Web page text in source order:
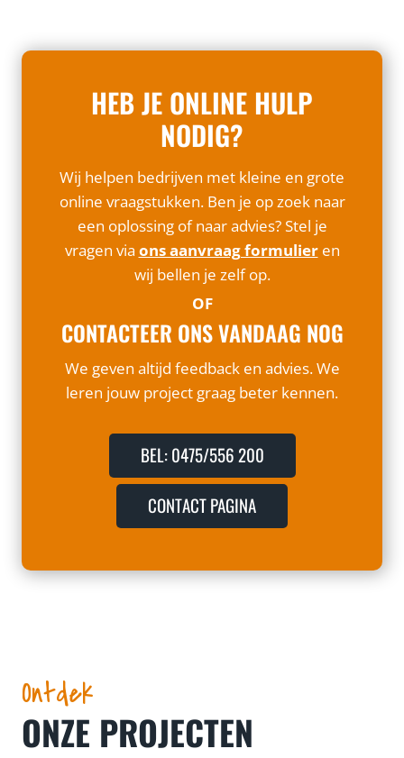
HEB JE ONLINE HULP
NODIG?
Wij helpen bedrijven met kleine en grote
online vraagstukken. Ben je op zoek naar
een oplossing of naar advies? Stel je
vragen via ons aanvraag formulieren
wij bellen je zelf op.
OF
CONTACTEER ONS VANDAAG NOG
We geven altijd feedback en advies. We
leren jouw project graag beter kennen.
BEL: 0475/556 200
CONTACT PAGINA
Ontdek
ONZE PROJECTEN